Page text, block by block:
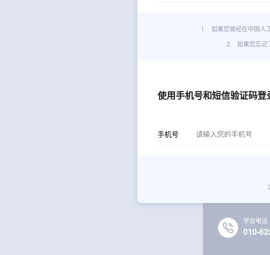
1.
如果您曾经在中国人
2.
如果您忘记
使用手机号和短信验证码登
手机号
学会电话
010-